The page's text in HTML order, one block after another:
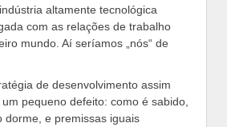
altamente tecnológica
com as relações de trabalho
mundo. Aí seríamos „nós“ de
de desenvolvimento assim
pequeno defeito: como é sabido,
dorme, e premissas iguais